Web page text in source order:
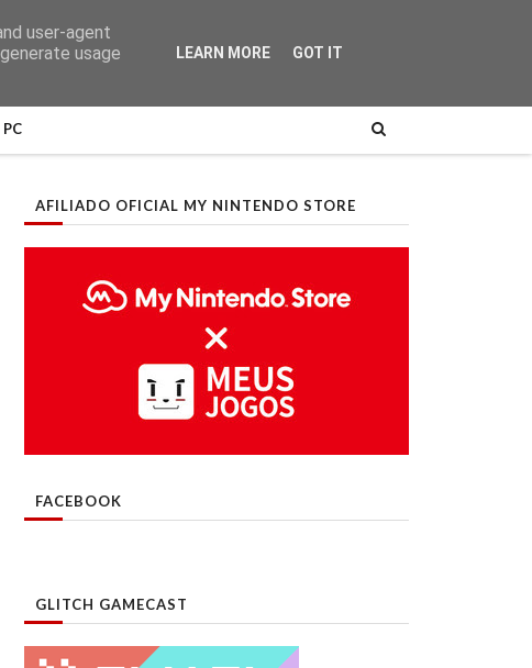
PC
AFILIADO OFICIAL MY NINTENDO STORE
FACEBOOK
GLITCH GAMECAST
user-agent
usage
LEARN MORE GOT IT